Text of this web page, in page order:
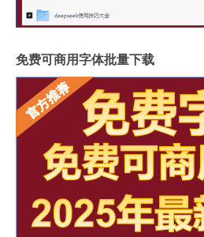
免费可商用字体批量下载